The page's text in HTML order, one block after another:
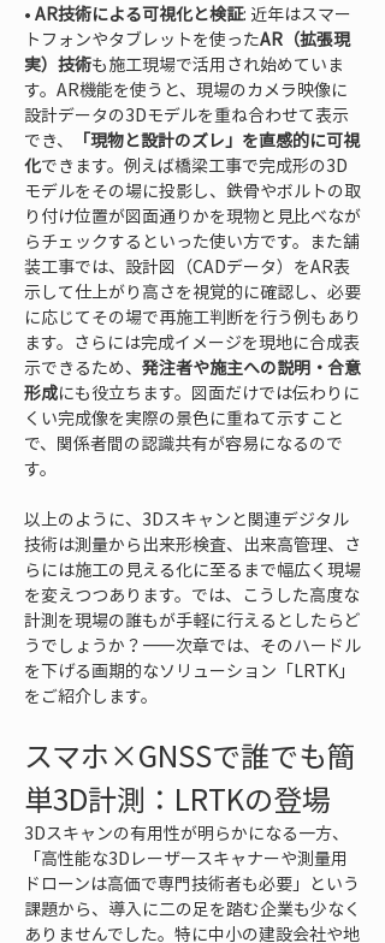
• AR技術による可視化と検証: 近年はスマー
トフォンやタブレットを使ったAR（拡張現
実）技術も施工現場で活用され始めていま
す。AR機能を使うと、現場のカメラ映像に
設計データの3Dモデルを重ね合わせて表示
でき、
「現物と設計のズレ」を直感的に可視
化できます。例えば橋梁工事で完成形の3D
モデルをその場に投影し、鉄骨やボルトの取
り付け位置が図面通りかを現物と見比べなが
らチェックするといった使い方です。また舗
装工事では、設計図（CADデータ）をAR表
示して仕上がり高さを視覚的に確認し、必要
に応じてその場で再施工判断を行う例もあり
ます。さらには完成イメージを現地に合成表
示できるため、 発注者や施主への説明・合意
形成にも役立ちます。図面だけでは伝わりに
くい完成像を実際の景色に重ねて示すこと
で、関係者間の認識共有が容易になるので
す。
以上のように、3Dスキャンと関連デジタル
技術は測量から出来形検査、出来高管理、さ
らには施工の見える化に至るまで幅広く現場
を変えつつあります。では、こうした高度な
計測を現場の誰もが手軽に行えるとしたらど
うでしょうか？――次章では、そのハードル
を下げる画期的なソリューション「LRTK」
をご紹介します。
スマホ×GNSSで誰でも簡
単3D計測：LRTKの登場
3Dスキャンの有用性が明らかになる一方、
「高性能な3Dレーザースキャナーや測量用
ドローンは高価で専門技術者も必要」という
課題から、導入に二の足を踏む企業も少なく
ありませんでした。特に中小の建設会社や地